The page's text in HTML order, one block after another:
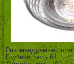
Рекомендуемые
Глубина, мм - 64,